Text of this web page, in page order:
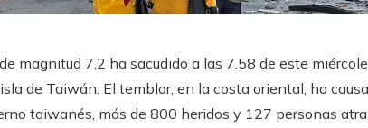
magnitud 7,2 ha sacudido a las 7.58 de este
de Taiwán. El temblor, en la costa oriental, ha
taiwanés, más de 800 heridos y 127 personas